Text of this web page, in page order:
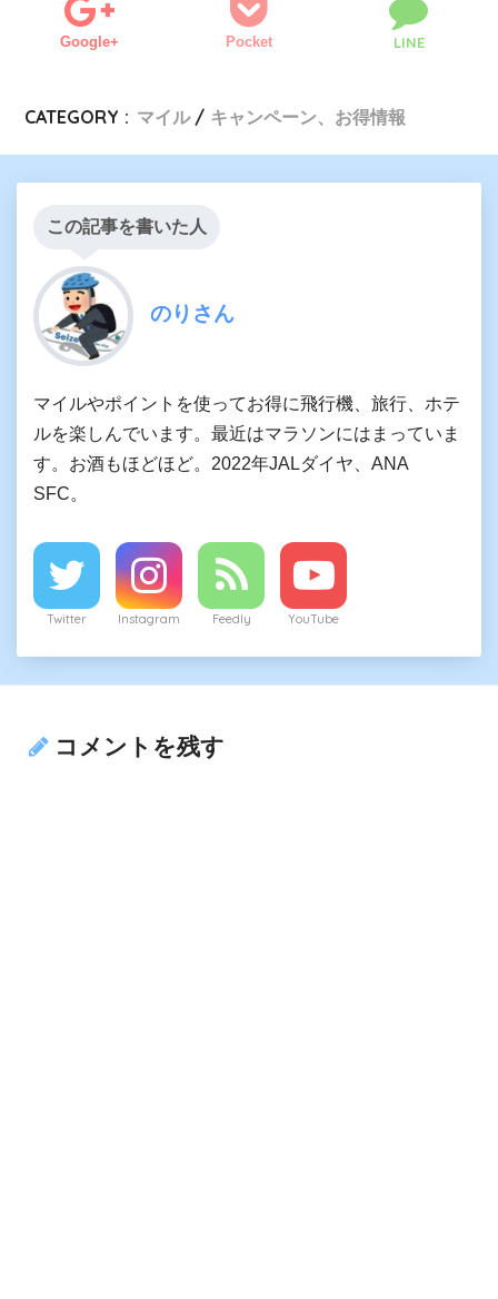
Google+ Pocket LINE
CATEGORY : マイル キャンペーン、お得情報
この記事を書いた人
のりさん
マイルやポイントを使ってお得に飛行機、旅行、ホテ
ルを楽しんでいます。最近はマラソンにはまっていま
す。お酒もほどほど。2022年JALダイヤ、ANA
SFC。
Twitter Instagram Feedly YouTube
コメントを残す